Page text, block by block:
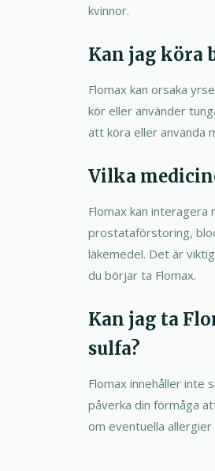
kvinnor.
Kan jag köra
Flomax kan orsaka
kör eller använder
att köra eller använda
Vilka
Flomax kan interagera
prostataförstoring,
läkemedel. Det är
du börjar ta Flomax.
Kan jag ta
sulfa?
Flomax innehåller inte
påverka din förmåga
om eventuella